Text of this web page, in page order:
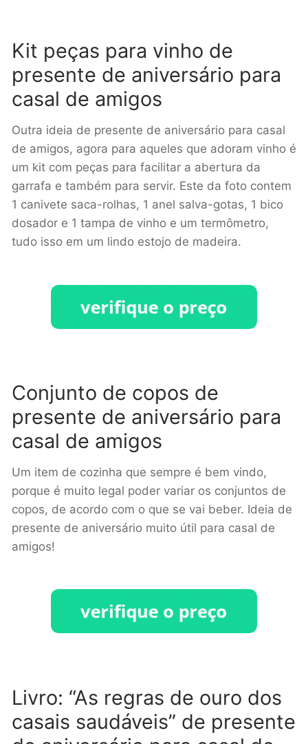
Kit peças para vinho de
presente de aniversário para
casal de amigos
Outra ideia de presente de aniversário para casal
de amigos, agora para aqueles que adoram vinho é
um kit com peças para facilitar a abertura da
garrafa e também para servir. Este da foto contem
1 canivete saca-rolhas, 1 anel salva-gotas, 1 bico
dosador e 1 tampa de vinho e um termômetro,
tudo isso em um lindo estojo de madeira.
Conjunto de copos de
presente de aniversário para
casal de amigos
Um item de cozinha que sempre é bem vindo,
porque é muito legal poder variar os conjuntos de
copos, de acordo com o que se vai beber. Ideia de
presente de aniversário muito útil para casal de
amigos!
Livro: “As regras de ouro dos
casais saudáveis” de presente